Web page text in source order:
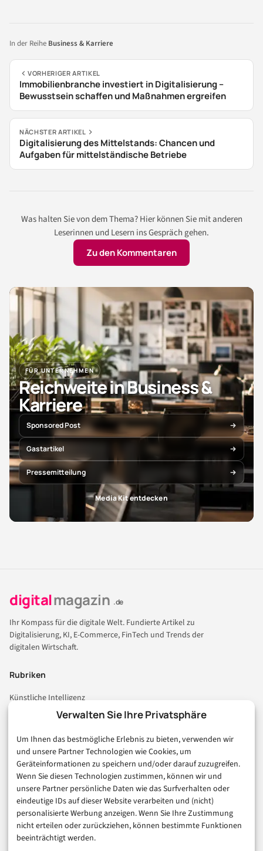
Verwalten Sie Ihre Privatsphäre
Um Ihnen das bestmögliche Erlebnis zu bieten, verwenden wir
und unsere Partner Technologien wie Cookies, um
Geräteinformationen zu speichern und/oder darauf zuzugreifen.
Wenn Sie diesen Technologien zustimmen, können wir und
unsere Partner persönliche Daten wie das Surfverhalten oder
eindeutige IDs auf dieser Website verarbeiten und (nicht)
personalisierte Werbung anzeigen. Wenn Sie Ihre Zustimmung
nicht erteilen oder zurückziehen, können bestimmte Funktionen
beeinträchtigt werden.
In der Reihe Business & Karriere
VORHERIGER ARTIKEL
Immobilienbranche investiert in Digitalisierung –
Bewusstsein schaffen und Maßnahmen ergreifen
NÄCHSTER ARTIKEL
Digitalisierung des Mittelstands: Chancen und
Aufgaben für mittelständische Betriebe
Was halten Sie von dem Thema? Hier können Sie mit anderen
Leserinnen und Lesern ins Gespräch gehen.
Zu den Kommentaren
FÜR UNTERNEHMEN
Reichweite in Business &
Karriere
Sponsored Post
Gastartikel
Pressemitteilung
Media Kit entdecken
digitalmagazin .de
Ihr Kompass für die digitale Welt. Fundierte Artikel zu
Digitalisierung, KI, E-Commerce, FinTech und Trends der
digitalen Wirtschaft.
Rubriken
Künstliche Intelligenz
Technologie & IT
Consumer & Digital Life
Marketing
Finanzen & FinTech
Business & Karriere
Sicherheit & Recht
Digitalisierung
Marketing